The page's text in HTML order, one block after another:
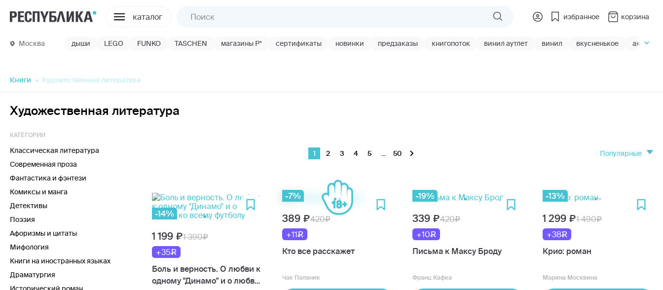
каталог избранное корзина
Москва дыши LEGO FUNKO TASCHEN магазины Р* сертификаты новинки предзаказы книгопоток винил аутлет винил вкусненькое акции
Книги Художественная литература
Художественная литература
КАТЕГОРИИ
Классическая литература
Современная проза
Фантастика и фэнтези
Комиксы и манга
Детективы
Поэзия
Афоризмы и цитаты
Мифология
Книги на иностранных языках
Драматургия
1 2 3 4 5 50 популярные
-14%
1 199
1 390
+35
Боль и верность. О любви к
одному "Динамо" и о любви
-7%
389
420
+11
Кто все расскажет
Чак Паланик
-19%
339
420
+10
Письма к Максу Броду
Франц Кафка
-13%
1 299
1 490
+38
Крио: роман
Марина Москвина